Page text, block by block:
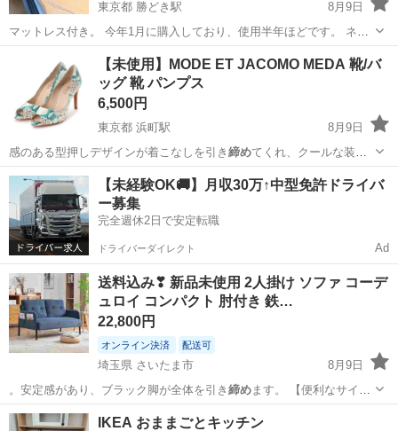
東京都 勝どき駅
8月9日
マットレス付き。 今年1月に購入しており、使用半年ほどです。 ネッ
トショッピングで定価18,980円。 ベッド下収納があり便利です。 絶版
の品になりますので、どうぞご検討ください。 ドタキャンしない方、
中古品のためサイ...
勝どき駅
【未使用】MODE ET JACOMO MEDA 靴/バ
ッグ 靴 パンプス
6,500円
東京都 浜町駅
8月9日
感のある型押しデザインが着こなしを引き 締めてくれ、クールな装い
に。 スラっと伸び…
東京 中央区 浜町駅 靴 MEDA
【未経験OK🚚】月収30万↑中型免許ドライバ
ー募集
完全週休2日で安定転職
ドライバーダイレクト Ad
送料込み❣ 新品未使用 2人掛け ソファ コーデ
ュロイ コンパクト 肘付き 鉄…
22,800円
オンライン決済 配送可
埼玉県 さいたま市
8月9日
。安定感があり、ブラック脚が全体を引き 締めます。 【便利なサイド
ポケット付…
埼玉 さいたま市 ソファ コンパクト
IKEA おままごとキッチン